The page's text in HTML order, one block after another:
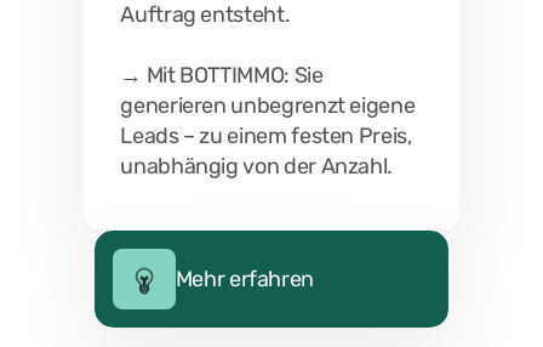
Entscheiden Sie sich für ein Thema (z. B.
Bewertung, Markttrend) und eine Textart.
Der Creator liefert sofort mehrere
Vorschläge.
Inhalte anpassen
Lesen Sie Ihre Vorschläge, passen Sie
Auftrag entsteht.
→ Mit BOTTIMMO: Sie
generieren unbegrenzt eigene
Leads – zu einem festen Preis,
unabhängig von der Anzahl.
Mehr erfahren